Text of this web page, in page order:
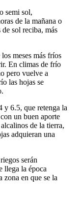
semi sol,
de la mañana o
sol reciba, más
meses más fríos
En climas de frío
pero vuelve a
las hojas se
y 6.5, que retenga la
un buen aporte
de la tierra,
adquieran una
serán
llega la época
zona en que se la